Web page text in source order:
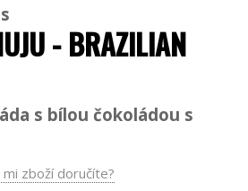
- BRAZILIAN
s bílou čokoládou s
mi zboží doručíte?